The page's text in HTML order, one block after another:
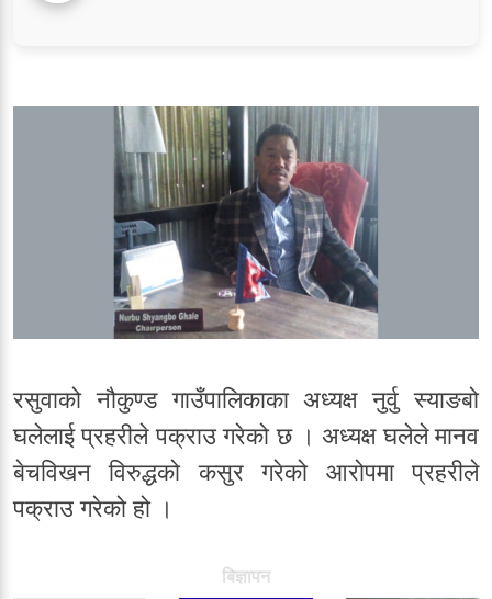
रसुवाको नौकुण्ड गाउँपालिकाका अध्यक्ष नुर्वु स्याङबो
घलेलाई प्रहरीले पक्राउ गरेको छ । अध्यक्ष घलेले मानव
बेचविखन विरुद्धको कसुर गरेको आरोपमा प्रहरीले
पक्राउ गरेको हो ।
बिज्ञापन